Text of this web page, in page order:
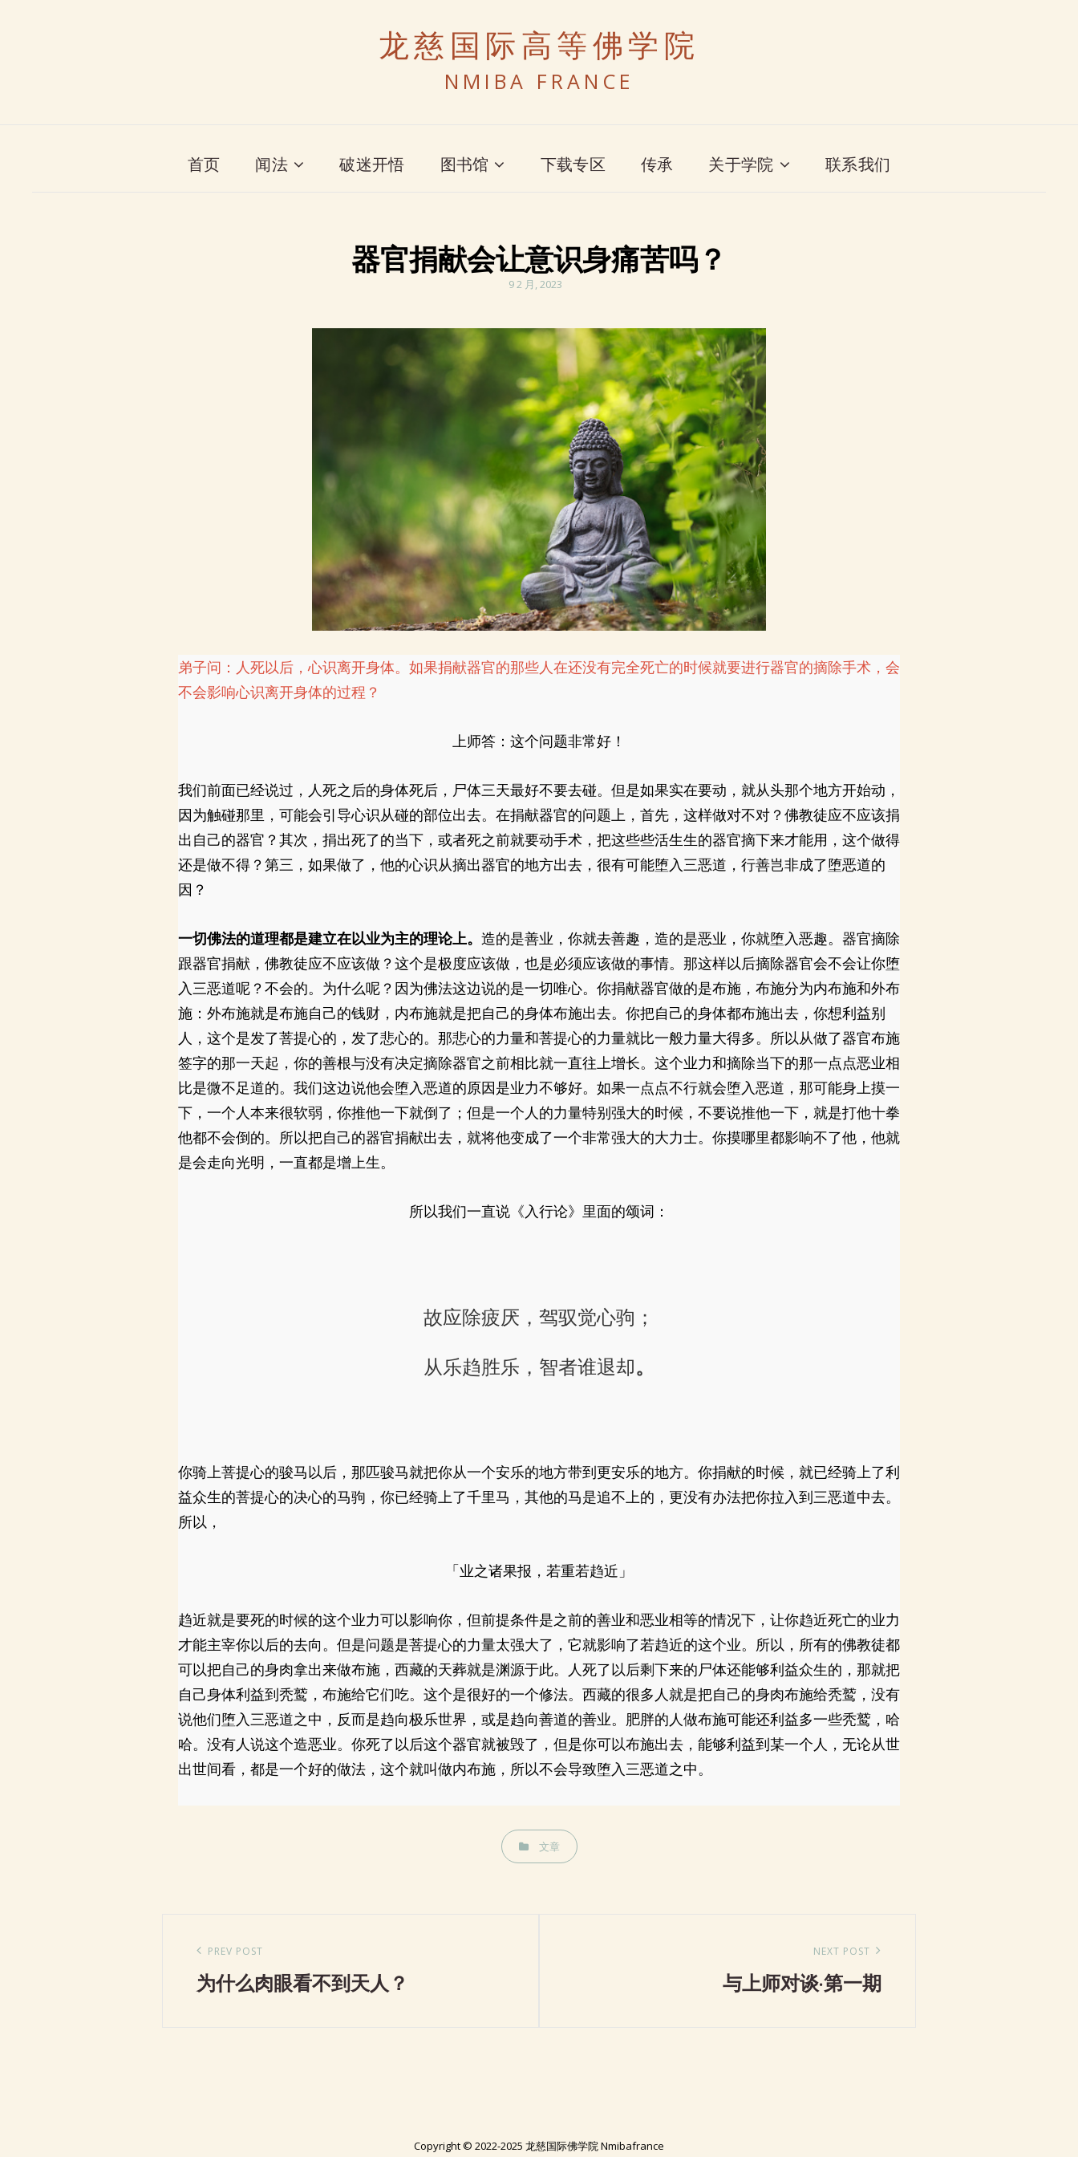
龙慈国际高等佛学院
NMIBA FRANCE
首页 闻法 破迷开悟 图书馆 下载专区 传承 关于学院 联系我们
器官捐献会让意识身痛苦吗？
POSTED
9 2 月, 2023
弟子问：人死以后，心识离开身体。如果捐献器官的那些人在还没有完全死亡的时候就要进行器官的摘除手术，会
不会影响心识离开身体的过程？
上师答：这个问题非常好！
我们前面已经说过，人死之后的身体死后，尸体三天最好不要去碰。但是如果实在要动，就从头那个地方开始动，
因为触碰那里，可能会引导心识从碰的部位出去。在捐献器官的问题上，首先，这样做对不对？佛教徒应不应该捐
出自己的器官？其次，捐出死了的当下，或者死之前就要动手术，把这些些活生生的器官摘下来才能用，这个做得
还是做不得？第三，如果做了，他的心识从摘出器官的地方出去，很有可能堕入三恶道，行善岂非成了堕恶道的
因？
一切佛法的道理都是建立在以业为主的理论上。 造的是善业，你就去善趣，造的是恶业，你就堕入恶趣。器官摘除
跟器官捐献，佛教徒应不应该做？这个是极度应该做，也是必须应该做的事情。那这样以后摘除器官会不会让你堕
入三恶道呢？不会的。为什么呢？因为佛法这边说的是一切唯心。你捐献器官做的是布施，布施分为内布施和外布
施：外布施就是布施自己的钱财，内布施就是把自己的身体布施出去。你把自己的身体都布施出去，你想利益别
人，这个是发了菩提心的，发了悲心的。那悲心的力量和菩提心的力量就比一般力量大得多。所以从做了器官布施
签字的那一天起，你的善根与没有决定摘除器官之前相比就一直往上增长。这个业力和摘除当下的那一点点恶业相
比是微不足道的。我们这边说他会堕入恶道的原因是业力不够好。如果一点点不行就会堕入恶道，那可能身上摸一
下，一个人本来很软弱，你推他一下就倒了；但是一个人的力量特别强大的时候，不要说推他一下，就是打他十拳
他都不会倒的。所以把自己的器官捐献出去，就将他变成了一个非常强大的大力士。你摸哪里都影响不了他，他就
是会走向光明，一直都是增上生。
所以我们一直说《入行论》里面的颂词：
故应除疲厌，驾驭觉心驹；
从乐趋胜乐，智者谁退却。
你骑上菩提心的骏马以后，那匹骏马就把你从一个安乐的地方带到更安乐的地方。你捐献的时候，就已经骑上了利
益众生的菩提心的决心的马驹，你已经骑上了千里马，其他的马是追不上的，更没有办法把你拉入到三恶道中去。
所以，
「业之诸果报，若重若趋近」
趋近就是要死的时候的这个业力可以影响你，但前提条件是之前的善业和恶业相等的情况下，让你趋近死亡的业力
才能主宰你以后的去向。但是问题是菩提心的力量太强大了，它就影响了若趋近的这个业。所以，所有的佛教徒都
可以把自己的身肉拿出来做布施，西藏的天葬就是渊源于此。人死了以后剩下来的尸体还能够利益众生的，那就把
自己身体利益到秃鹫，布施给它们吃。这个是很好的一个修法。西藏的很多人就是把自己的身肉布施给秃鹫，没有
说他们堕入三恶道之中，反而是趋向极乐世界，或是趋向善道的善业。肥胖的人做布施可能还利益多一些秃鹫，哈
哈。没有人说这个造恶业。你死了以后这个器官就被毁了，但是你可以布施出去，能够利益到某一个人，无论从世
出世间看，都是一个好的做法，这个就叫做内布施，所以不会导致堕入三恶道之中。
CATEGORIES
文章
Previous
Post
PREV POST
为什么肉眼看不到天人？
NEXT POST
与上师对谈·第一期
Copyright © 2022-2025 龙慈国际佛学院 Nmibafrance